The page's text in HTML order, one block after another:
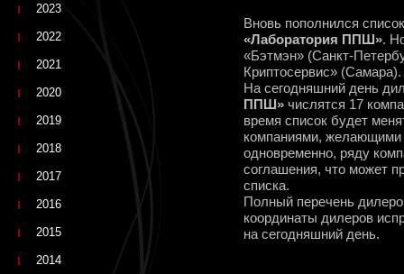
Вновь пополнился
«Лаборатория ППШ».
«Бэтмэн» (Санкт-
Криптосервис» (Самара).
На сегодняшний день
ППШ» числятся 17
время список будет
компаниями, желающими
одновременно, ряду
соглашения, что может
списка.
Полный перечень
координаты дилеров
на сегодняшний день.
2023
2022
2021
2020
2019
2018
2017
2016
2015
2014